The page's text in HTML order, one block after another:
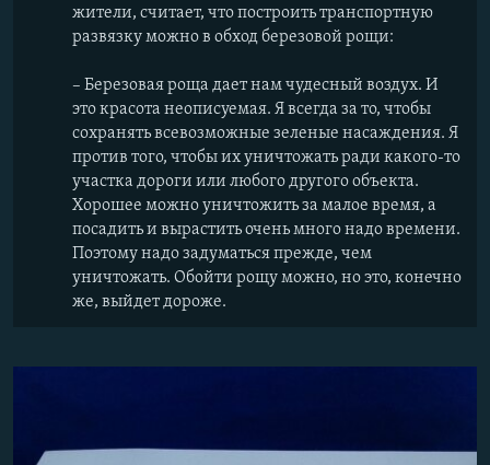
жители, считает, что построить транспортную
развязку можно в обход березовой рощи:
– Березовая роща дает нам чудесный воздух. И
это красота неописуемая. Я всегда за то, чтобы
сохранять всевозможные зеленые насаждения. Я
против того, чтобы их уничтожать ради какого-то
участка дороги или любого другого объекта.
Хорошее можно уничтожить за малое время, а
посадить и вырастить очень много надо времени.
Поэтому надо задуматься прежде, чем
уничтожать. Обойти рощу можно, но это, конечно
же, выйдет дороже.